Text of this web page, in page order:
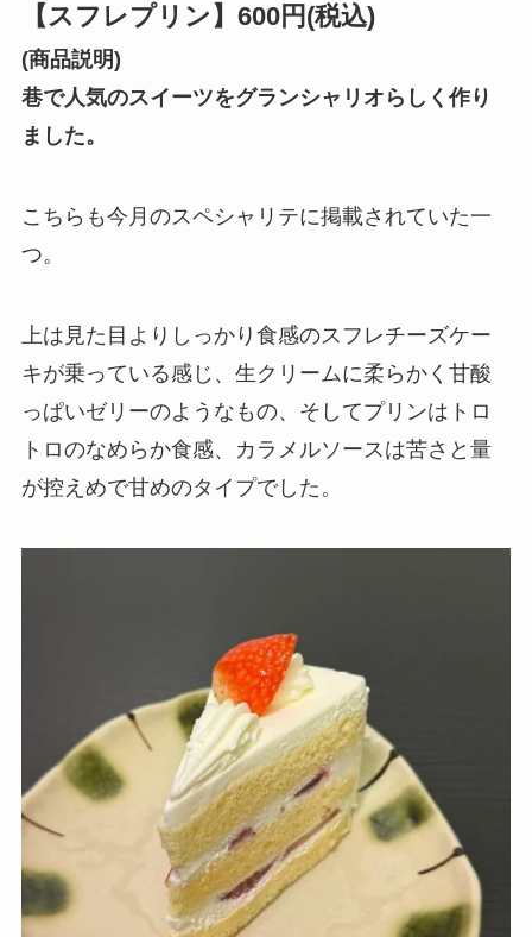
【スフレプリン】600円(税込)
(商品説明)
巷で人気のスイーツをグランシャリオらしく作り
ました。
こちらも今月のスペシャリテに掲載されていた一
つ。
上は見た目よりしっかり食感のスフレチーズケー
キが乗っている感じ、生クリームに柔らかく甘酸
っぱいゼリーのようなもの、そしてプリンはトロ
トロのなめらか食感、カラメルソースは苦さと量
が控えめで甘めのタイプでした。